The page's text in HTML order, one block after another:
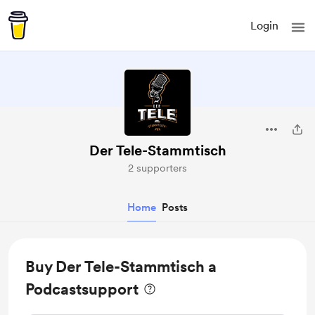
Login
Der Tele-Stammtisch
2 supporters
Home Posts
Buy Der Tele-Stammtisch a
Podcastsupport